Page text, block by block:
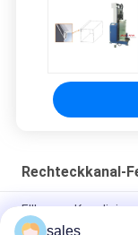
Rechteckkanal-
Ellbogen-
rechteckiger
sales